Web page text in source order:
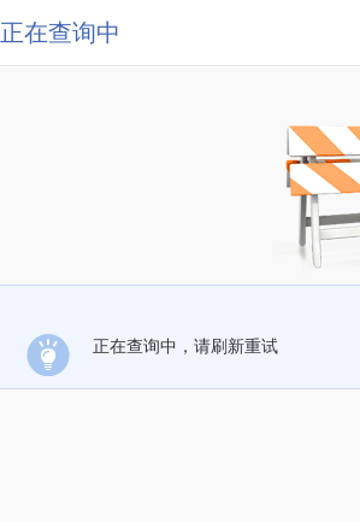
正在查询中
正在查询中，请刷新重试